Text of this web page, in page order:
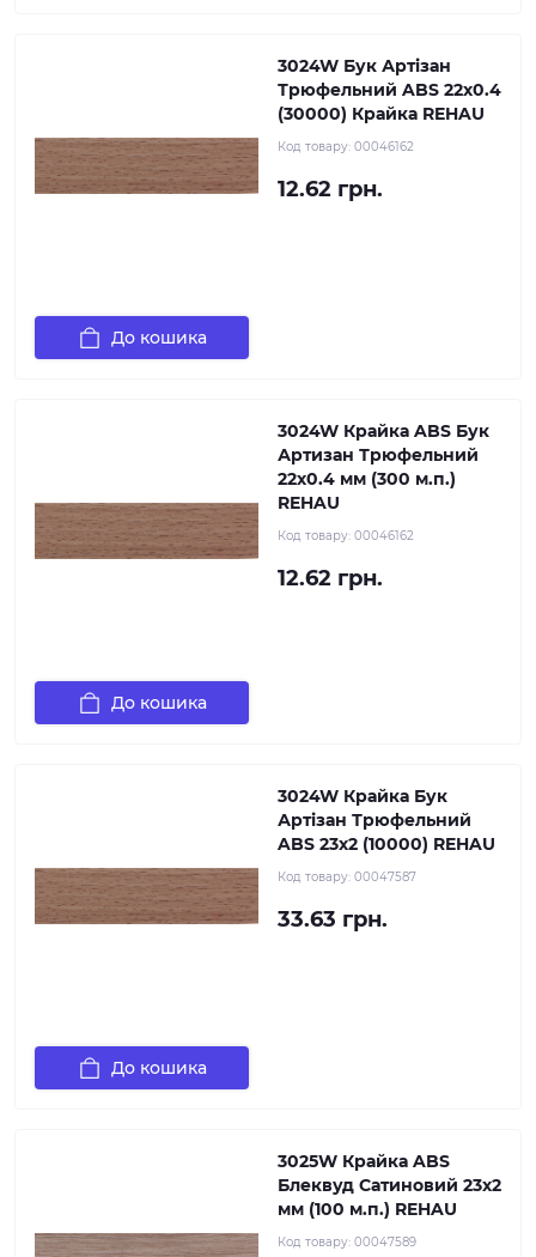
3024W Бук Артізан
Трюфельний ABS 22х0.4
(30000) Крайка REHAU
Код товару: 00046162
12.62 грн.
До кошика
3024W Крайка ABS Бук
Артизан Трюфельний
22х0.4 мм (300 м.п.)
REHAU
Код товару: 00046162
12.62 грн.
До кошика
3024W Крайка Бук
Артізан Трюфельний
ABS 23х2 (10000) REHAU
Код товару: 00047587
33.63 грн.
До кошика
3025W Крайка ABS
Блеквуд Сатиновий 23х2
мм (100 м.п.) REHAU
Код товару: 00047589